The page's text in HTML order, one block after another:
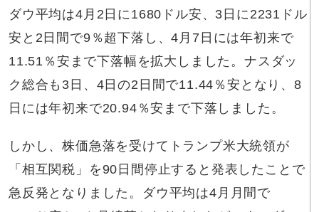
ダウ平均は4月2日に1680ドル安、3日に2231ドル
安と2日間で9％超下落し、4月7日には年初来で
11.51％安まで下落幅を拡大しました。ナスダッ
ク総合も3日、4日の2日間で11.44％安となり、8
日には年初来で20.94％安まで下落しました。
しかし、株価急落を受けてトランプ米大統領が
「相互関税」を90日間停止すると発表したことで
急反発となりました。ダウ平均は4月月間で